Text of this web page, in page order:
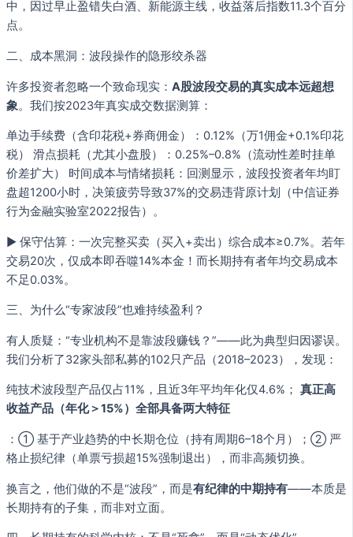
中，因过早止盈错失白酒、新能源主线，收益落后指数11.3个百分
点。
二、成本黑洞：波段操作的隐形绞杀器
许多投资者忽略一个致命现实： A股波段交易的真实成本远超想
象。我们按2023年真实成交数据测算：
单边手续费（含印花税+券商佣金）：0.12%（万1佣金+0.1%印花
税） 滑点损耗（尤其小盘股）：0.25%–0.8%（流动性差时挂单
价差扩大） 时间成本与情绪损耗：回测显示，波段投资者年均盯
盘超1200小时，决策疲劳导致37%的交易违背原计划（中信证券
行为金融实验室2022报告）。
▶ 保守估算：一次完整买卖（买入+卖出）综合成本≥0.7%。若年
交易20次，仅成本即吞噬14%本金！而长期持有者年均交易成本
不足0.03%。
三、为什么“专家波段”也难持续盈利？
有人质疑：“专业机构不是靠波段赚钱？”——此为典型归因谬误。
我们分析了32家头部私募的102只产品（2018–2023），发现：
纯技术波段型产品仅占11%，且近3年平均年化仅4.6%； 真正高
收益产品（年化＞15%）全部具备两大特征
：① 基于产业趋势的中长期仓位（持有周期6–18个月）；② 严
格止损纪律（单票亏损超15%强制退出），而非高频切换。
换言之，他们做的不是“波段”，而是有纪律的中期持有——本质是
长期持有的子集，而非对立面。